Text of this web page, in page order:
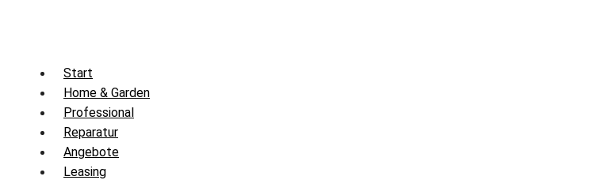
Start
Home & Garden
Professional
Reparatur
Angebote
Leasing